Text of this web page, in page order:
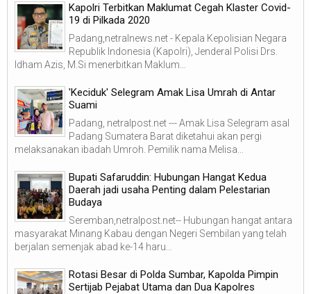
Kapolri Terbitkan Maklumat Cegah Klaster Covid-
19 di Pilkada 2020
Padang,netralnews.net - Kepala Kepolisian Negara
Republik Indonesia (Kapolri), Jenderal Polisi Drs.
Idham Azis, M.Si menerbitkan Maklum...
'Keciduk' Selegram Amak Lisa Umrah di Antar
Suami
Padang, netralpost.net --- Amak Lisa Selegram asal
Padang Sumatera Barat diketahui akan pergi
melaksanakan ibadah Umroh. Pemilik nama Melisa...
Bupati Safaruddin: Hubungan Hangat Kedua
Daerah jadi usaha Penting dalam Pelestarian
Budaya
Seremban,netralpost.net-- Hubungan hangat antara
masyarakat Minang Kabau dengan Negeri Sembilan yang telah
berjalan semenjak abad ke-14 haru...
Rotasi Besar di Polda Sumbar, Kapolda Pimpin
Sertijab Pejabat Utama dan Dua Kapolres